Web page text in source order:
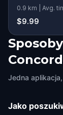
0.9 km | Avg.
$9.99
Jedna
Jako